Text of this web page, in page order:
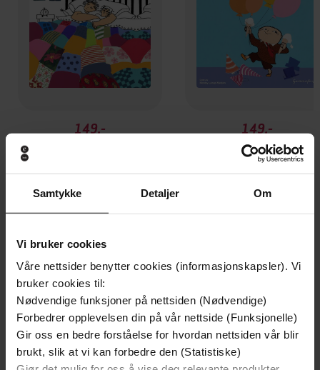
Samtykke Detaljer Om
Vi bruker cookies
Våre nettsider benytter cookies (informasjonskapsler). Vi
bruker cookies til:
Nødvendige funksjoner på nettsiden (Nødvendige)
Forbedrer opplevelsen din på vår nettside (Funksjonelle)
Gir oss en bedre forståelse for hvordan nettsiden vår blir
brukt, slik at vi kan forbedre den (Statistiske)
149,-
149,-
Fest hos Albert Åberg
Gunilla Bergström
Andre har også kjøpt
Premium
Premium
Boka bak filmen